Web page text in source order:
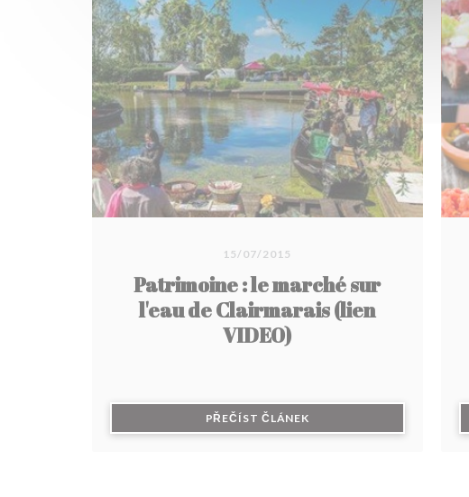
15/07/2015
Patrimoine : le marché sur
l'eau de Clairmarais (lien
VIDEO)
PŘEČÍST ČLÁNEK